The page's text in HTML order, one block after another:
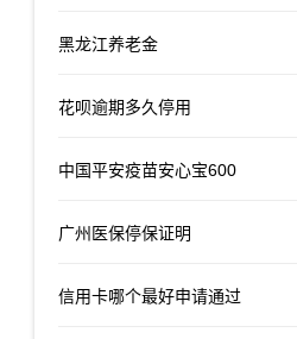
黑龙江养老金
花呗逾期多久停用
中国平安疫苗安心宝600
广州医保停保证明
信用卡哪个最好申请通过